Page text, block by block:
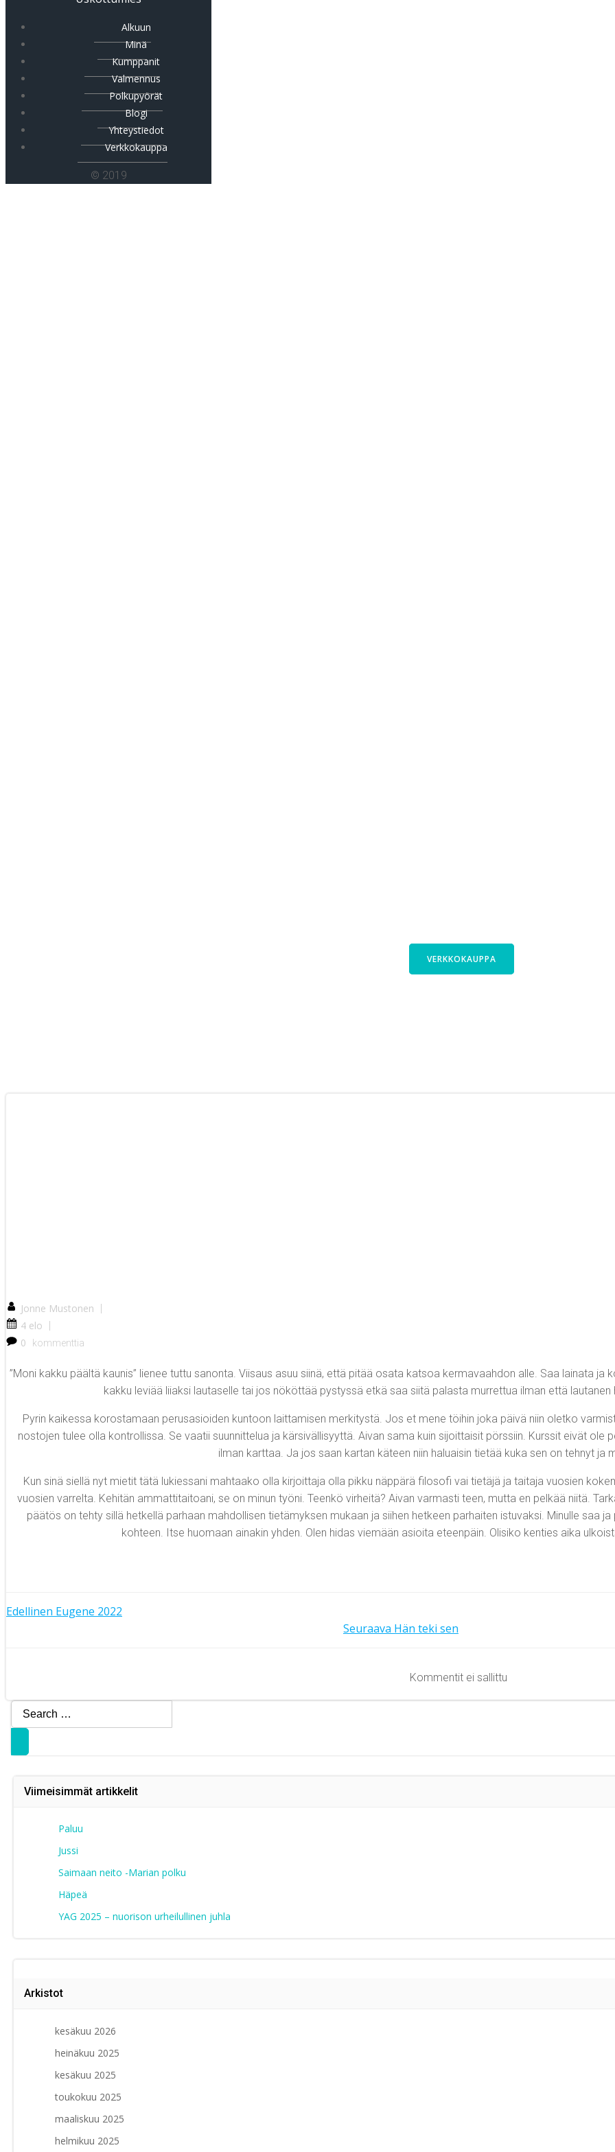
Alkuun
Minä
Kumppanit
Valmennus
Polkupyörät
Blogi
Yhteystiedot
Verkkokauppa
© 2019
VERKKOKAUPPA
Jonne Mustonen
4 elo
0
kommenttia
”Moni kakku päältä kaunis” lienee tuttu sanonta. Viisaus asuu siinä, että pitää osata katsoa kermavaahdon alle. Saa lainata
kakku leviää liiaksi lautaselle tai jos nököttää pystyssä etkä saa siitä palasta murrettua ilman että
Pyrin kaikessa korostamaan perusasioiden kuntoon laittamisen merkitystä. Jos et mene töihin joka päivä niin oletko
nostojen tulee olla kontrollissa. Se vaatii suunnittelua ja kärsivällisyyttä. Aivan sama kuin sijoittaisit pörssiin. Kurssit eivät ole
ilman karttaa. Ja jos saan kartan käteen niin haluaisin tietää kuka sen on tehnyt ja
Kun sinä siellä nyt mietit tätä lukiessani mahtaako olla kirjoittaja olla pikku näppärä filosofi vai tietäjä ja taitaja vuosien
vuosien varrelta. Kehitän ammattitaitoani, se on minun työni. Teenkö virheitä? Aivan varmasti teen, mutta en pelkää niitä.
päätös on tehty sillä hetkellä parhaan mahdollisen tietämyksen mukaan ja siihen hetkeen parhaiten istuvaksi. Minulle saa
kohteen. Itse huomaan ainakin yhden. Olen hidas viemään asioita eteenpäin. Olisiko kenties aika
Artikkelien
Edellinen Eugene 2022
Seuraava Hän teki sen
Kommentit ei sallittu
Search
for:
Viimeisimmät artikkelit
Paluu
Jussi
Saimaan neito -Marian polku
Häpeä
YAG 2025 – nuorison urheilullinen juhla
Arkistot
kesäkuu 2026
heinäkuu 2025
kesäkuu 2025
toukokuu 2025
maaliskuu 2025
helmikuu 2025